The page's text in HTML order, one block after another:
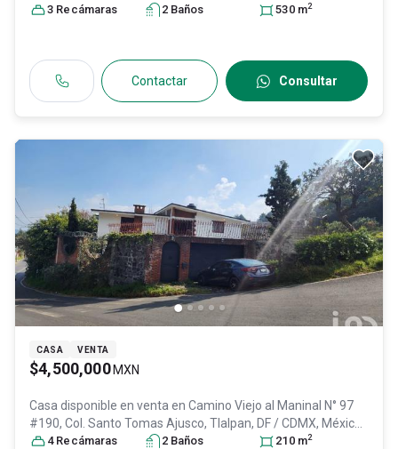
3 Recámaras 2 Baños 530 m2
Contactar Consultar
CASA VENTA
$4,500,000 MXN
Casa disponible en venta en Camino Viejo al Maninal N° 97
#190, Col. Santo Tomas Ajusco, Tlalpan, DF / CDMX, México
C.P. 14710, ID:31038212
4 Recámaras 2 Baños 210 m2